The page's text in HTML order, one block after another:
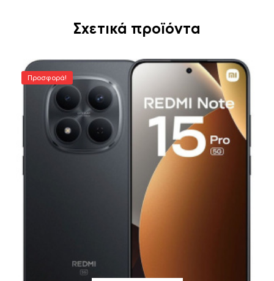
Σχετικά προϊόντα
Προσφορά!